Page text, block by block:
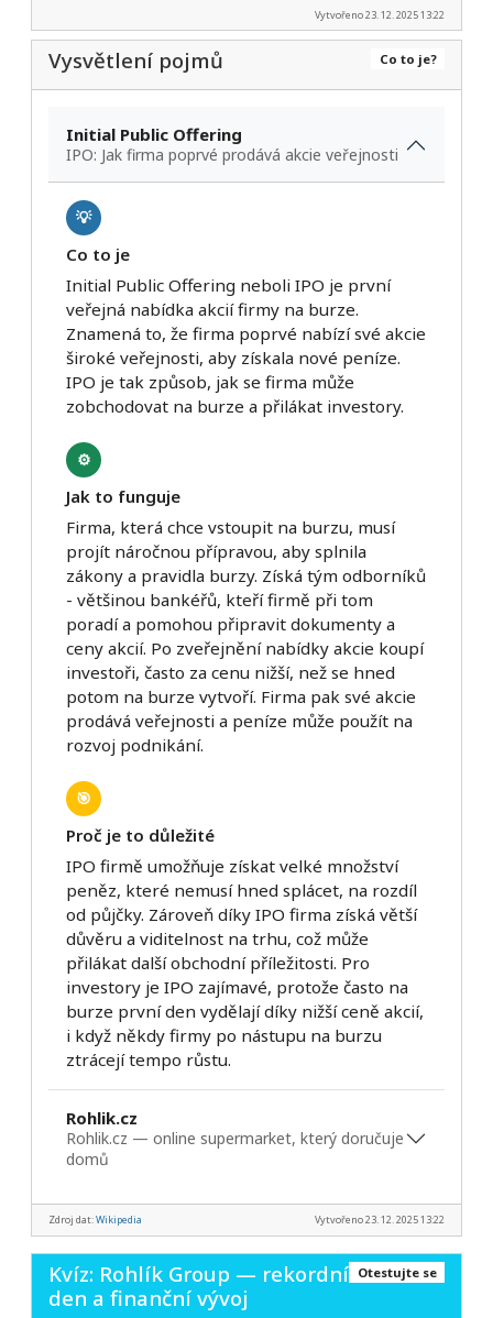
Vytvořeno 23. 12. 2025 13:22
Co to je?
Vysvětlení pojmů
Initial Public Offering
IPO: Jak firma poprvé prodává akcie veřejnosti
💡
Co to je
Initial Public Offering neboli IPO je první
veřejná nabídka akcií firmy na burze.
Znamená to, že firma poprvé nabízí své akcie
široké veřejnosti, aby získala nové peníze.
IPO je tak způsob, jak se firma může
zobchodovat na burze a přilákat investory.
⚙️
Jak to funguje
Firma, která chce vstoupit na burzu, musí
projít náročnou přípravou, aby splnila
zákony a pravidla burzy. Získá tým odborníků
- většinou bankéřů, kteří firmě při tom
poradí a pomohou připravit dokumenty a
ceny akcií. Po zveřejnění nabídky akcie koupí
investoři, často za cenu nižší, než se hned
potom na burze vytvoří. Firma pak své akcie
prodává veřejnosti a peníze může použít na
rozvoj podnikání.
🎯
Proč je to důležité
IPO firmě umožňuje získat velké množství
peněz, které nemusí hned splácet, na rozdíl
od půjčky. Zároveň díky IPO firma získá větší
důvěru a viditelnost na trhu, což může
přilákat další obchodní příležitosti. Pro
investory je IPO zajímavé, protože často na
burze první den vydělají díky nižší ceně akcií,
i když někdy firmy po nástupu na burzu
ztrácejí tempo růstu.
Rohlik.cz
Rohlik.cz — online supermarket, který doručuje
domů
Vytvořeno 23. 12. 2025 13:22
Zdroj dat:Wikipedia
Otestujte se
Kvíz: Rohlík Group — rekordní
den a finanční vývoj